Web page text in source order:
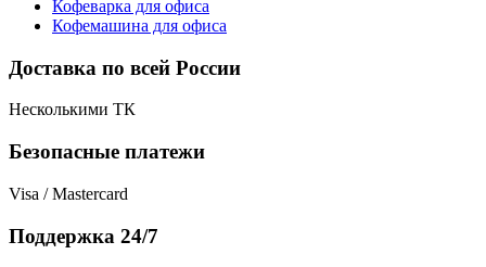
Кофеварка для офиса
Кофемашина для офиса
Доставка по всей России
Несколькими ТК
Безопасные платежи
Visa / Mastercard
Поддержка 24/7